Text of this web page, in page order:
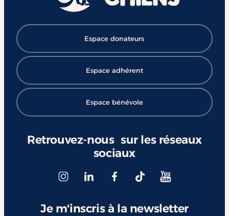
Retrouvez-nous sur les réseaux
sociaux
Espace donateurs
Espace adhérent
Espace bénévole
Je m'inscris à la newsletter